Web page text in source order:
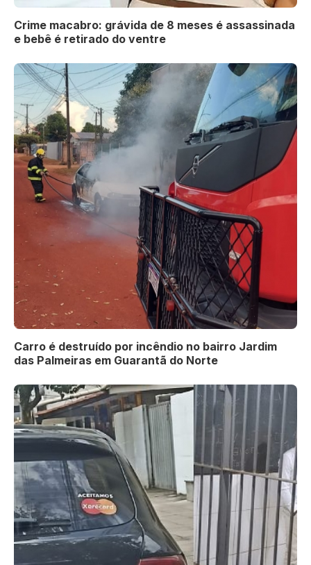
Crime macabro: grávida de 8 meses é assassinada
e bebê é retirado do ventre
Carro é destruído por incêndio no bairro Jardim
das Palmeiras em Guarantã do Norte